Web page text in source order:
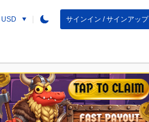
USD サインイン / サインアップ